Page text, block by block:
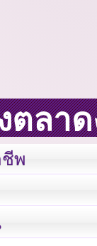
ตลา
ชีพ